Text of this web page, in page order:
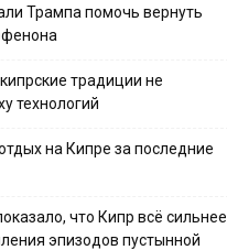
Трампа помочь вернуть
традиции не
технологий
на Кипре за последние
что Кипр всё сильнее
эпизодов пустынной